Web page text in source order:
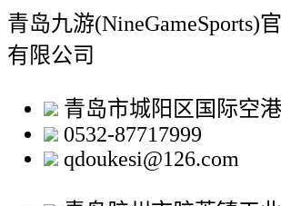
青岛九游(NineGameSports)
有限公司
青岛市城阳区国际空
0532-87717999
qdoukesi@126.com